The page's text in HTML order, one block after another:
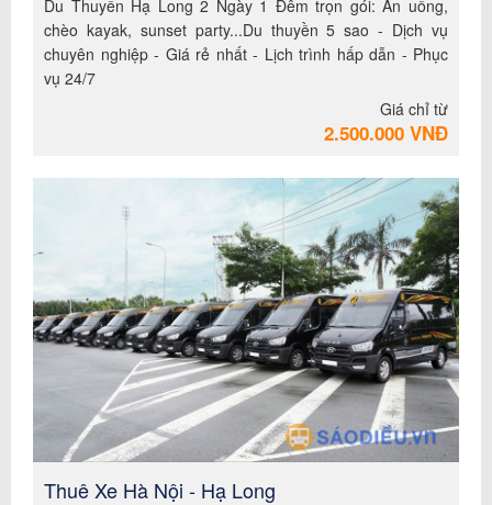
Du Thuyền Hạ Long 2 Ngày 1 Đêm trọn gói: Ăn uống,
chèo kayak, sunset party...Du thuyền 5 sao - Dịch vụ
chuyên nghiệp - Giá rẻ nhất - Lịch trình hấp dẫn - Phục
vụ 24/7
Giá chỉ từ
2.500.000 VNĐ
Thuê Xe Hà Nội - Hạ Long